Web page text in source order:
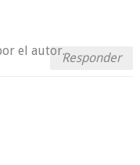
el autor.Responder